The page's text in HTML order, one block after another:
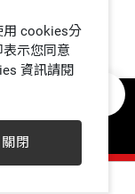
該功能的腦細
法、情緒、經
法與情緒的關
可以大無畏活出
用 cookies分
示您同意
資訊請閱
關閉